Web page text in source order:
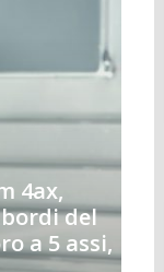
4ax,
del
a 5 assi,